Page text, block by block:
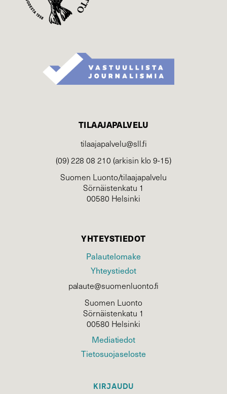
TILAAJAPALVELU
tilaajapalvelu@sll.fi
(09) 228 08 210 (arkisin klo 9-15)
Suomen Luonto/tilaajapalvelu
Sörnäistenkatu 1
00580 Helsinki
YHTEYSTIEDOT
Palautelomake
Yhteystiedot
palaute@suomenluonto.fi
Suomen Luonto
Sörnäistenkatu 1
00580 Helsinki
Mediatiedot
Tietosuojaseloste
KIRJAUDU